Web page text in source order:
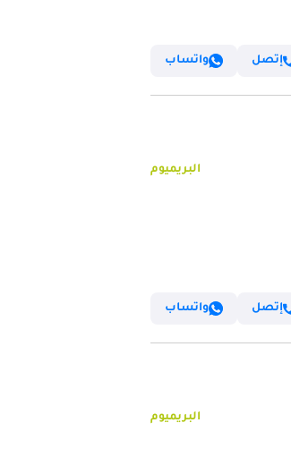
إتصل واتساب
البريميوم
إتصل واتساب
البريميوم